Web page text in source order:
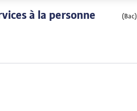
à la personne
(Bac)